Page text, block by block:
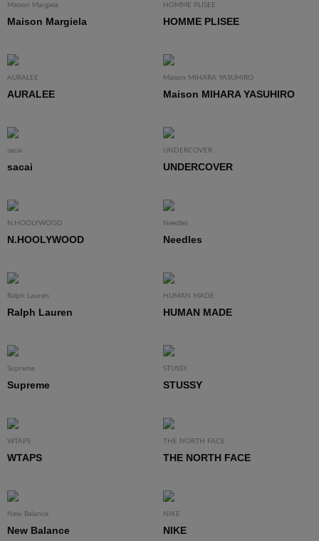
Maison Margiela
Maison Margiela
HOMME PLISEE
HOMME PLISEE
AURALEE
AURALEE
Maison MIHARA YASUHIRO
Maison MIHARA YASUHIRO
sacai
sacai
UNDERCOVER
UNDERCOVER
N.HOOLYWOOD
N.HOOLYWOOD
Needles
Needles
Ralph Lauren
Ralph Lauren
HUMAN MADE
HUMAN MADE
Supreme
Supreme
STUSSY
STUSSY
WTAPS
WTAPS
THE NORTH FACE
THE NORTH FACE
New Balance
New Balance
NIKE
NIKE